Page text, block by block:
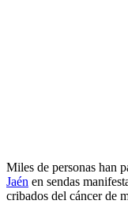
Miles de personas han
Jaén en sendas
cribados del cáncer de